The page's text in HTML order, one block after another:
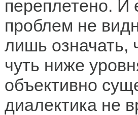
переплетено. И
проблем не
лишь означать,
чуть ниже
объективно
диалектика не